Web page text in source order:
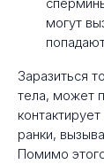
могут
Заразиться
тела, может
ранки,
Помимо